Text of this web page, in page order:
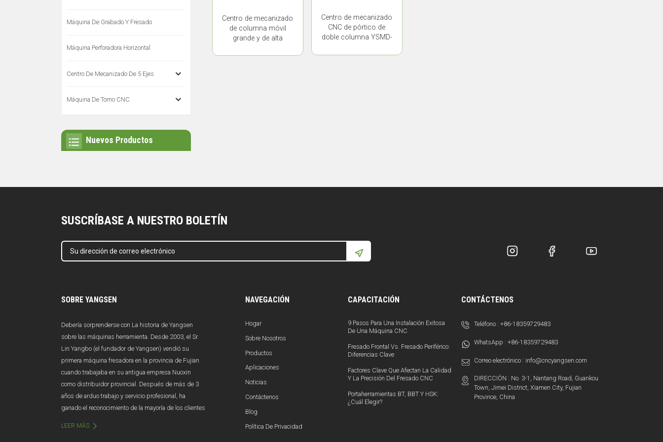
Centro de mecanizado
de columna móvil
grande y de alta
18046
Centro de mecanizado
CNC de pórtico de
doble columna YSMD-
Máquina De Grabado Y Fresado
Máquina Perforadora Horizontal
Centro De Mecanizado De 5 Ejes
Máquina De Torno CNC
Nuevos Productos
SUSCRÍBASE A NUESTRO BOLETÍN
SOBRE YANGSEN
Debería sorprenderse con La historia de Yangsen
sobre las máquinas herramienta. Desde 2003, el Sr.
Lin Yangbo (el fundador de Yangsen) vendió su
primera máquina fresadora en la provincia de Fujian
cuando trabajaba en su antigua empresa Nuoxin
como distribuidor provincial. Después de más de 3
años de arduo trabajo y servicio profesional, ha
ganado el reconocimiento de la mayoría de los clientes
los 100 millones de yuanes. Desafortunadamente,
LEER MÁS
NAVEGACIÓN
Hogar
Sobre Nosotros
Productos
Aplicaciones
Noticias
Contáctenos
Blog
Política De Privacidad
CAPACITACIÓN
9 Pasos Para Una Instalación Exitosa
De Una Máquina CNC
Fresado Frontal Vs. Fresado Periférico:
Diferencias Clave
Factores Clave Que Afectan La Calidad
Y La Precisión Del Fresado CNC
Portaherramientas BT, BBT Y HSK:
¿Cuál Elegir?
CONTÁCTENOS
Teléfono :+86-18359729483
WhatsApp :+86-18359729483
Correo electrónico : info@cncyangsen.com
DIRECCIÓN : No. 3-1, Nantang Road, Guankou
Town, Jimei District, Xiamen City, Fujian
Province, China